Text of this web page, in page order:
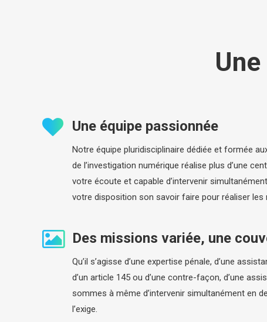
Une équipe passionnée
Notre équipe pluridisciplinaire dédiée et formée
de l’investigation numérique réalise plus d’une
votre écoute et capable d’intervenir
votre disposition son savoir faire pour réaliser
Des missions variée, une
Qu’il s’agisse d’une expertise pénale, d’une
d’un article 145 ou d’une contre-façon, d’une
sommes à même d’intervenir simultanément en
l’exige.